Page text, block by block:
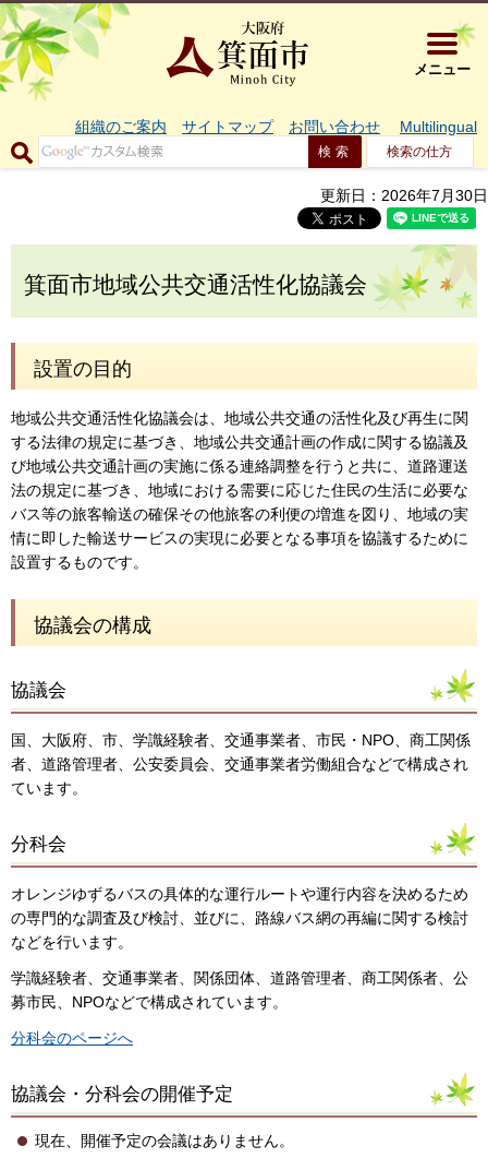
大阪府箕
メニュー
組織のご案内 サイトマップ お問い合わせ Multilingual
検索の仕方
更新日：2026年7月30日
箕面市地域公共交通活性化協議会
設置の目的
地域公共交通活性化協議会は、地域公共交通の活性化及び再生に関
する法律の規定に基づき、地域公共交通計画の作成に関する協議及
び地域公共交通計画の実施に係る連絡調整を行うと共に、道路運送
法の規定に基づき、地域における需要に応じた住民の生活に必要な
バス等の旅客輸送の確保その他旅客の利便の増進を図り、地域の実
情に即した輸送サービスの実現に必要となる事項を協議するために
設置するものです。
協議会の構成
協議会
国、大阪府、市、学識経験者、交通事業者、市民・NPO、商工関係
者、道路管理者、公安委員会、交通事業者労働組合などで構成され
ています。
分科会
オレンジゆずるバスの具体的な運行ルートや運行内容を決めるため
の専門的な調査及び検討、並びに、路線バス網の再編に関する検討
などを行います。
学識経験者、交通事業者、関係団体、道路管理者、商工関係者、公
募市民、NPOなどで構成されています。
分科会のページへ
協議会・分科会の開催予定
現在、開催予定の会議はありません。